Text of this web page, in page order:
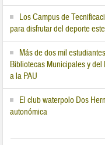
Los Campus de
para disfrutar del deporte
Más de dos mil
Bibliotecas Municipales y
a la PAU
El club waterpolo Dos
autonómica